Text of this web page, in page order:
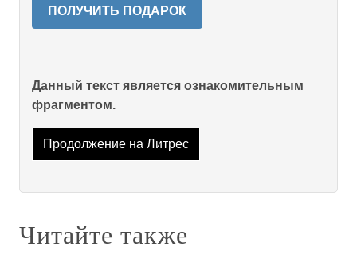
ПОЛУЧИТЬ ПОДАРОК
Данный текст является ознакомительным
фрагментом.
Продолжение на Литрес
Читайте также